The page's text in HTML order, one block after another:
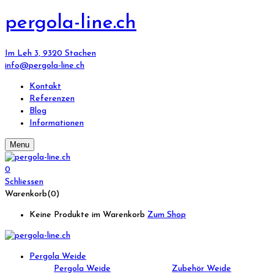
pergola-line.ch
Im Leh 3, 9320 Stachen
info@pergola-line.ch
Kontakt
Referenzen
Blog
Informationen
Menu
0
Schliessen
Warenkorb(0)
Keine Produkte im Warenkorb Zum Shop
Pergola Weide
Pergola Weide
Zubehör Weide